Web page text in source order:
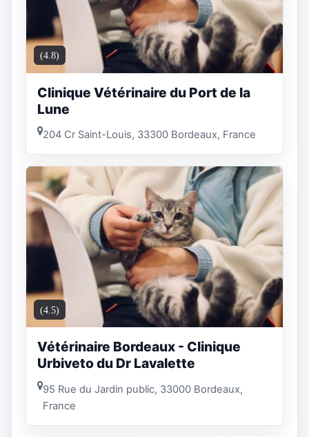
(4.8)
Clinique Vétérinaire du Port de la
Lune
204 Cr Saint-Louis, 33300 Bordeaux, France
(4.5)
Vétérinaire Bordeaux - Clinique
Urbiveto du Dr Lavalette
95 Rue du Jardin public, 33000 Bordeaux,
France